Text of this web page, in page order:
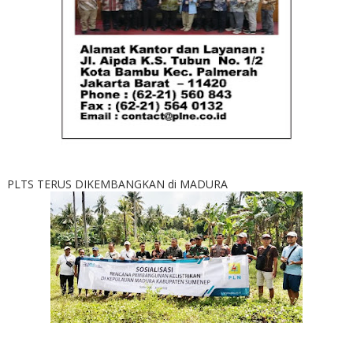
PLTS TERUS DIKEMBANGKAN di MADURA